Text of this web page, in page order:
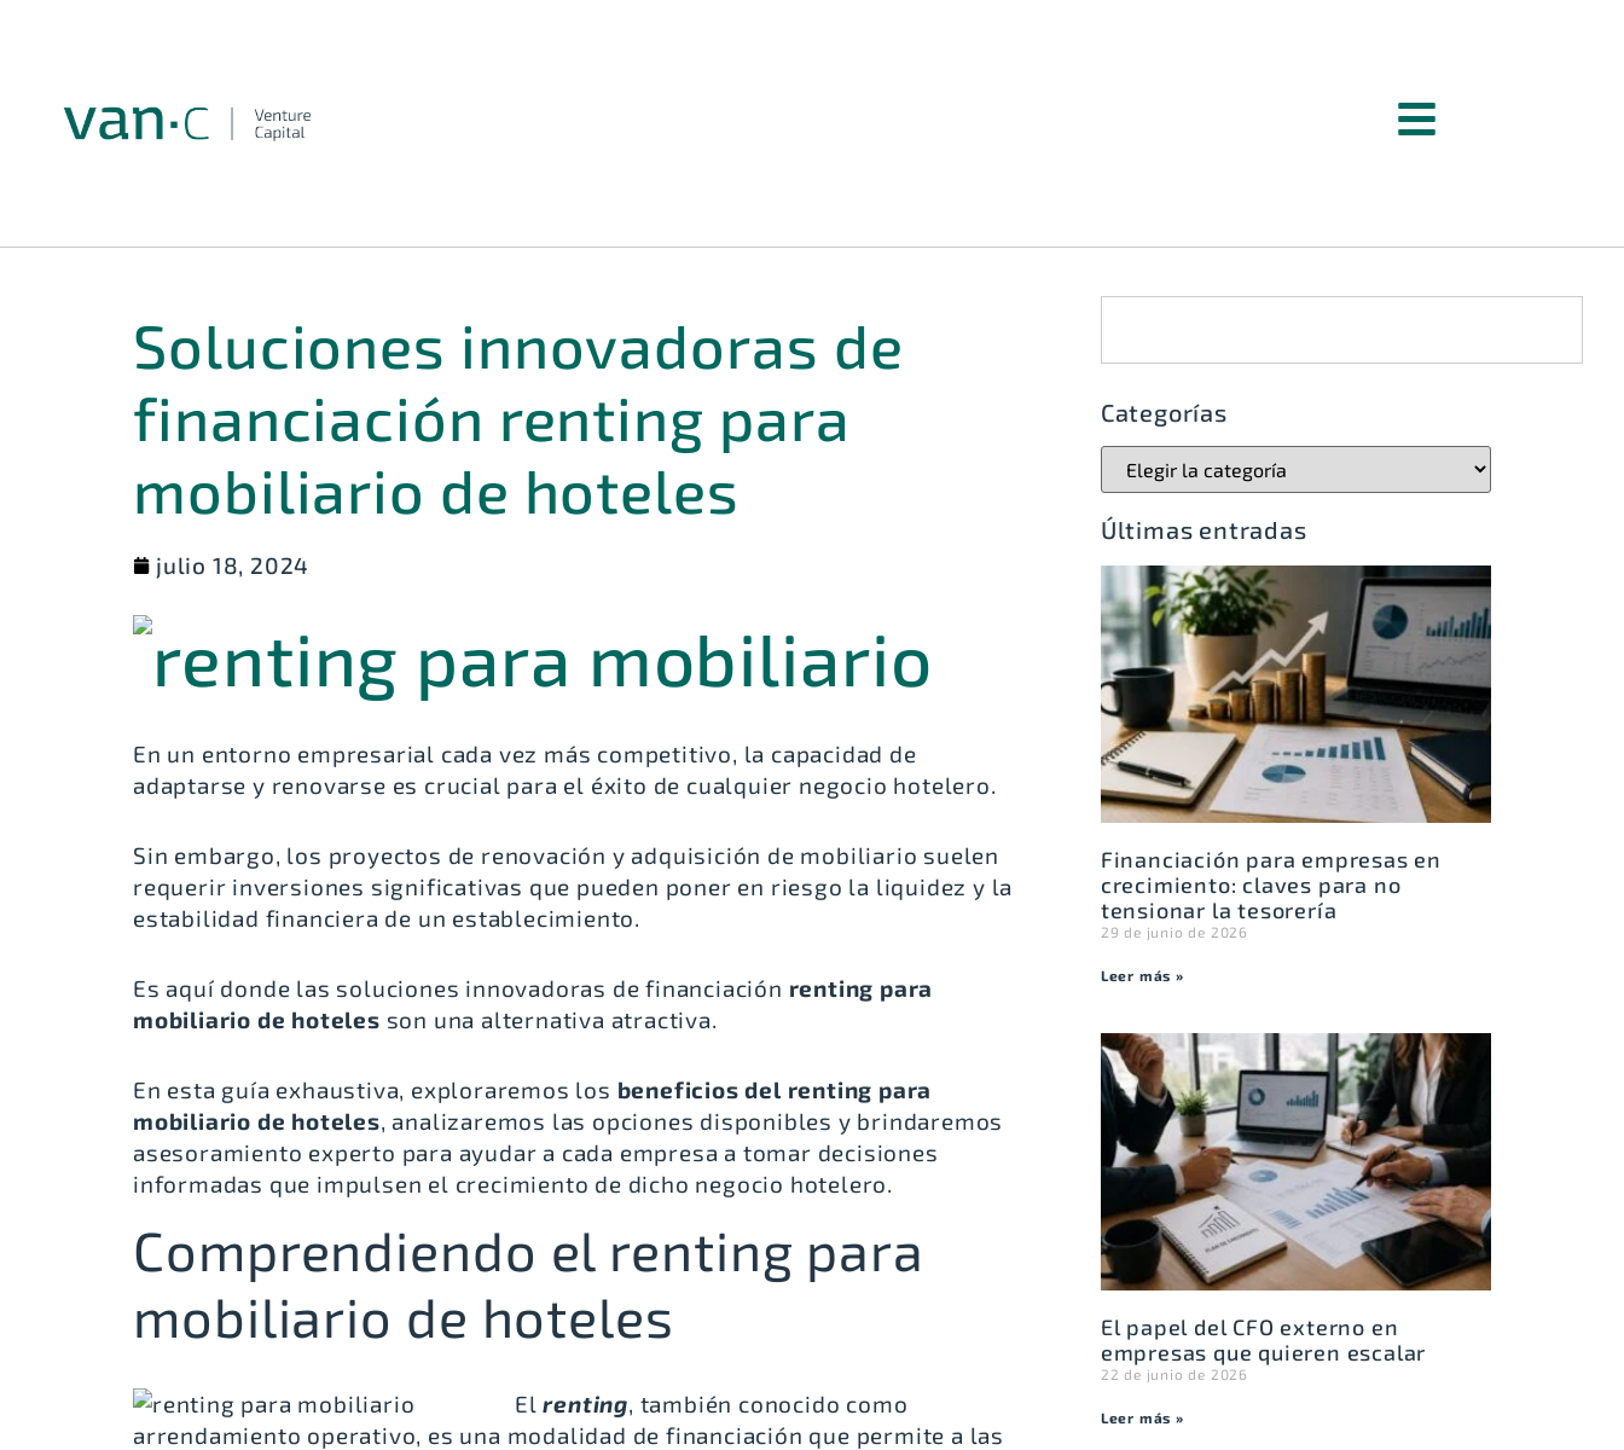
Soluciones innovadoras de
financiación renting para
mobiliario de hoteles
julio 18, 2024
En un entorno empresarial cada vez más competitivo, la capacidad de
adaptarse y renovarse es crucial para el éxito de cualquier negocio hotelero.
Sin embargo, los proyectos de renovación y adquisición de mobiliario suelen
requerir inversiones significativas que pueden poner en riesgo la liquidez y la
estabilidad financiera de un establecimiento.
Es aquí donde las soluciones innovadoras de financiación renting para
mobiliario de hoteles son una alternativa atractiva.
En esta guía exhaustiva, exploraremos los beneficios del renting para
mobiliario de hoteles, analizaremos las opciones disponibles y brindaremos
asesoramiento experto para ayudar a cada empresa a tomar decisiones
informadas que impulsen el crecimiento de dicho negocio hotelero.
Comprendiendo el renting para
mobiliario de hoteles
Elrenting, también conocido como
arrendamiento operativo, es una modalidad de financiación que permite a las
Categorías
Últimas entradas
Financiación para empresas en
crecimiento: claves para no
tensionar la tesorería
29 de junio de 2026
Leer más »
El papel del CFO externo en
empresas que quieren escalar
22 de junio de 2026
Leer más »